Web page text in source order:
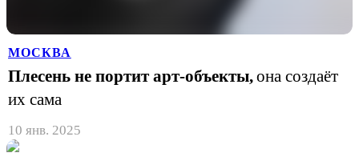
МОСКВА
Плесень не портит арт-объекты,она создаёт
их сама
10 янв. 2025